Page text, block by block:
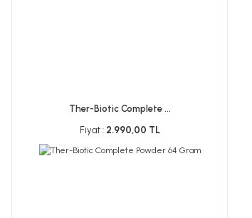
Ther-Biotic Complete ...
Fiyat : 2.990,00 TL